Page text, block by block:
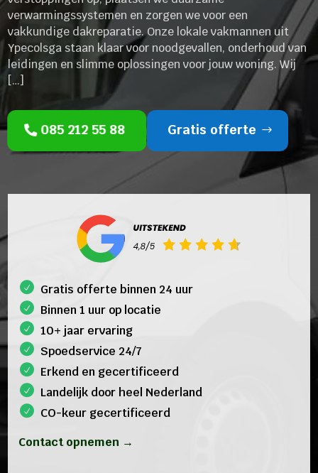
verwarmingssystemen en zorgen we voor een
vakkundige dakreparatie. Onze lokale vakmannen uit
Ypecolsga staan klaar voor noodgevallen, onderhoud van
leidingen en slimme oplossingen voor jouw woning. Wij
[…]
085 212 55 88 Gratis offerte
Gratis offerte binnen 24 uur
Binnen 1 uur op locatie
10+ jaar ervaring
Spoedservice 24/7
Erkend en gecertificeerd
Landelijk door heel Nederland
CO-keur gecertificeerd
Contact opnemen →